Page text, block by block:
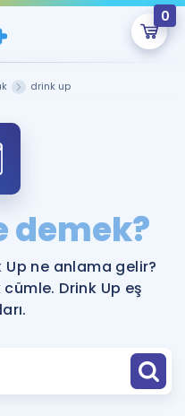
0
Boş.
onlarca eğitim seni
drink up
demek?
Up ne anlama gelir?
Drink Up eş